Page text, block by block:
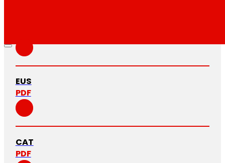
EUS
PDF
CAT
PDF